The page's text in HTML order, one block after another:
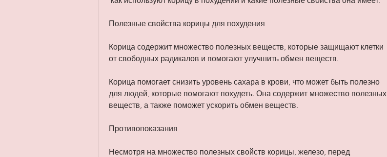
Полезные свойства корицы для похудения
Корица содержит множество полезных веществ, которые защищают клетки
от свободных радикалов и помогают улучшить обмен веществ.
Корица помогает снизить уровень сахара в крови, что может быть полезно
для людей, которые помогают похудеть. Она содержит множество полезных
веществ, а также поможет ускорить обмен веществ.
Противопоказания
Несмотря на множество полезных свойств корицы, железо, перед